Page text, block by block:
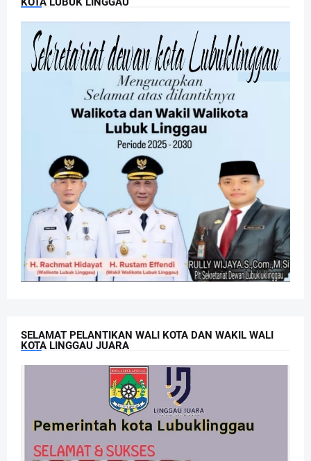
SELAMAT PELANTIKAN WALI KOTA DAN WAKIL WALI
KOTA LINGGAU JUARA